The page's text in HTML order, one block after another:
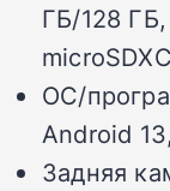
ГБ/128
microSDXC
ОС/
Android
Задняя